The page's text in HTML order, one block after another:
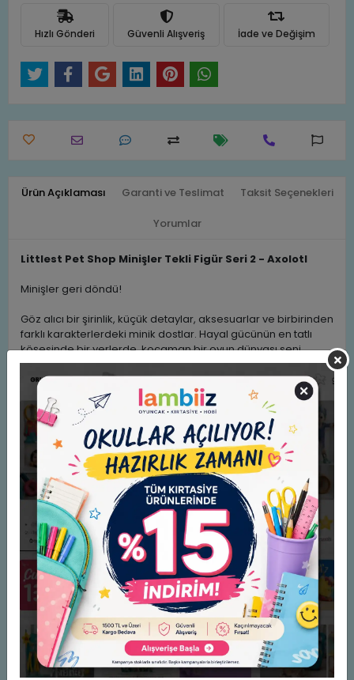
Hızlı Gönderi Güvenli Alışveriş İade ve Değişim
Ürün Açıklaması Garanti ve Teslimat Taksit Seçenekleri
Yorumlar
Littlest Pet Shop Minişler Tekli Figür Seri 2 - Axolotl
Minişler geri döndü!
Göz alıcı bir şirinlik, küçük detaylar, aksesuarlar ve birbirinden
farklı karakterlerdeki minik dostlar. Hayal gücünün en tatlı
köşesinde bir yerlerde, kocaman bir oyun dünyası seni
bekliyor. Bu dünyada kurallar yok, sınırlar yok sadece
sevimlilik ve bolca heyecan verici yeni hikayeler var!
Minik ama bir okadar da maceracı tatlı hayvan dostları,
eğlenmeyi gerçekten çok seviyor. Her birinin kendine has
tarzı, duruşu ve evet sallanan kafaları var. Minişler oyun
oynarken sana göz kırpar gibi başını sallıyor. Hem komik
hem de inanılmaz şirinler!
Littlest Pet Shop Minişler Tekli Paket, çocukların hayal
güçlerinin ve yaratıcılıklarının gelişmesine katkıda bulunur.
Eğlenceli oyunlar oynayarak keyifli vakit geçirmelerine
yardımcı olur.
Arkadaşları ile oynayacakları oyunlar sosyalleşmelerine
katkı sağlar.
Koleksiyon merakını destekler.
Benzer Ürünler